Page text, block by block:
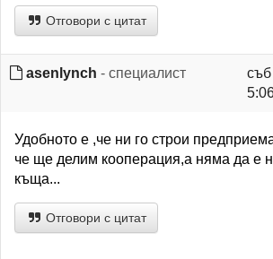
Отговори с цитат
asenlynch - специалист
Удобното е ,че ни го строи
че ще делим кооперация,а няма да е
къща...
Отговори с цитат